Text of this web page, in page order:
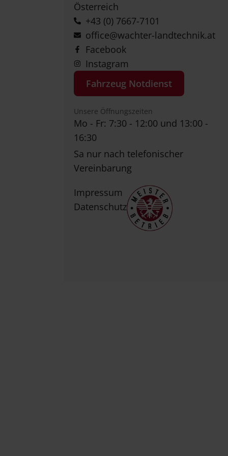
Österreich
+43 (0) 7667-7101
office@wachter-landtechnik.at
Facebook
Instagram
Impressum
Datenschutz
Unsere Öffnungszeiten
Mo - Fr: 7:30 - 12:00 und 13:00 -
16:30
Sa nur nach telefonischer
Vereinbarung
Fahrzeug Notdienst